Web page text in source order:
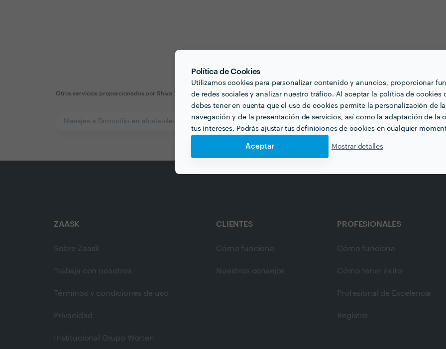
Política de Cookies
Utilizamos cookies para personalizar contenido y anuncios, proporcionar
de redes sociales y analizar nuestro tráfico. Al aceptar la política de cookies
debes tener en cuenta que el uso de cookies permite la personalización de la
navegación y de la presentación de servicios, así como la adaptación de la
tus intereses. Podrás ajustar tus definiciones de cookies en cualquier
Aceptar Mostrar detalles
Otros servicios proporcionados por Shiva Tantra
Masajes a Domicilio en alcala-de-henares
ZAASK
Sobre Zaask
Trabaja con nosotros
Términos y condiciones de uso
Privacidad
Institucional Grupo Worten
CLIENTES
Cómo funciona
Nuestros consejos
PROFESIONALES
Cómo funciona
Cómo tener éxito
Profesional de Excelencia
Registro